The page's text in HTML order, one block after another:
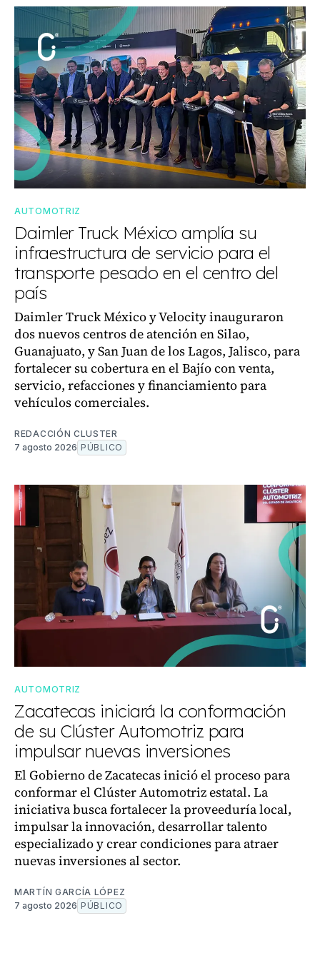
AUTOMOTRIZ
Daimler Truck México amplía su
infraestructura de servicio para el
transporte pesado en el centro del
país
Daimler Truck México y Velocity inauguraron
dos nuevos centros de atención en Silao,
Guanajuato, y San Juan de los Lagos, Jalisco, para
fortalecer su cobertura en el Bajío con venta,
servicio, refacciones y financiamiento para
vehículos comerciales.
REDACCIÓN CLUSTER
7 agosto 2026 PÚBLICO
AUTOMOTRIZ
Zacatecas iniciará la conformación
de su Clúster Automotriz para
impulsar nuevas inversiones
El Gobierno de Zacatecas inició el proceso para
conformar el Clúster Automotriz estatal. La
iniciativa busca fortalecer la proveeduría local,
impulsar la innovación, desarrollar talento
especializado y crear condiciones para atraer
nuevas inversiones al sector.
MARTÍN GARCÍA LÓPEZ
7 agosto 2026 PÚBLICO